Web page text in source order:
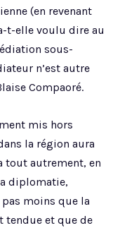
(en revenant
t-elle voulu dire au
sous-
n’est autre
Compaoré.
mis hors
la région aura
tout autrement, en
diplomatie,
pas moins que la
et que de